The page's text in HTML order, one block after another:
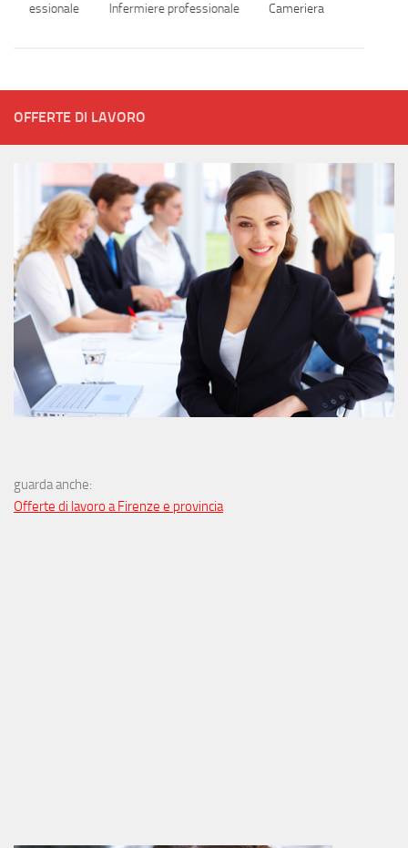
Infermiere professionale Cameriera
professionale
OFFERTE DI LAVORO
guarda anche:
Offerte di lavoro a Firenze e provincia